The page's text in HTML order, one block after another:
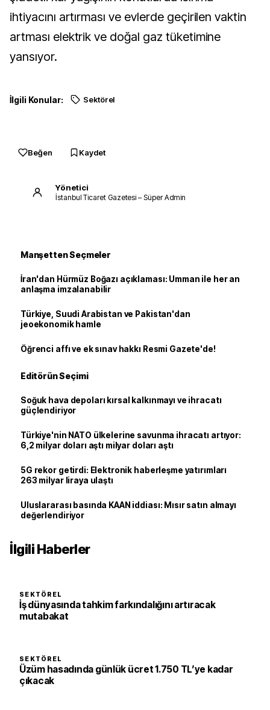
ihtiyacını artırması ve evlerde geçirilen vaktin
artması elektrik ve doğal gaz tüketimine
yansıyor.
İlgili Konular: Sektörel
Beğen Kaydet
Yönetici
İstanbul Ticaret Gazetesi – Süper Admin
Manşetten Seçmeler
İran'dan Hürmüz Boğazı açıklaması: Umman ile her an
anlaşma imzalanabilir
Türkiye, Suudi Arabistan ve Pakistan'dan
jeoekonomik hamle
Öğrenci affı ve ek sınav hakkı Resmi Gazete'de!
Editörün Seçimi
Soğuk hava depoları kırsal kalkınmayı ve ihracatı
güçlendiriyor
Türkiye'nin NATO ülkelerine savunma ihracatı artıyor:
6,2 milyar doları aştı milyar doları aştı
5G rekor getirdi: Elektronik haberleşme yatırımları
263 milyar liraya ulaştı
Uluslararası basında KAAN iddiası: Mısır satın almayı
değerlendiriyor
İlgili Haberler
SEKTÖREL
İş dünyasında tahkim farkındalığını artıracak
mutabakat
SEKTÖREL
Üzüm hasadında günlük ücret 1.750 TL’ye kadar
çıkacak